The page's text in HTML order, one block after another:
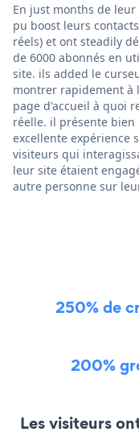
En just months de
pu boost leurs
réels) et ont steadily
de 6000 abonnés en
site. ils added le
montrer rapidement à
page d'accueil à quoi
réelle. il présente
excellente expérience
visiteurs qui
leur site étaient
autre personne sur
250% de
200%
Les visiteurs